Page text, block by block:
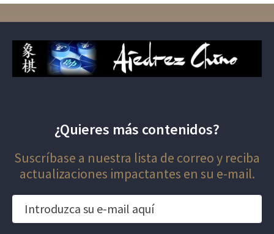
¿Quieres más contenidos?
Suscríbase a nuestra lista de correo y reciba
actualizaciones impactantes en su e-mail.